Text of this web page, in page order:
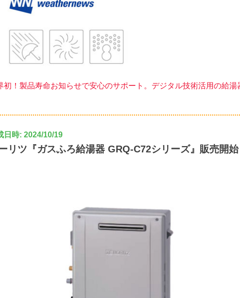
初！製品寿命お知らせで安心のサポート。デジタル技術活用の給湯
日時: 2024/10/19
リツ『ガスふろ給湯器 GRQ-C72シリーズ』販売開